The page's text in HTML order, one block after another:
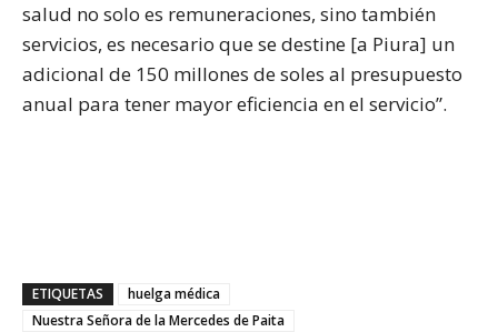
salud no solo es remuneraciones, sino también
servicios, es necesario que se destine [a Piura] un
adicional de 150 millones de soles al presupuesto
anual para tener mayor eficiencia en el servicio”.
ETIQUETAS
huelga médica
Nuestra Señora de la Mercedes de Paita